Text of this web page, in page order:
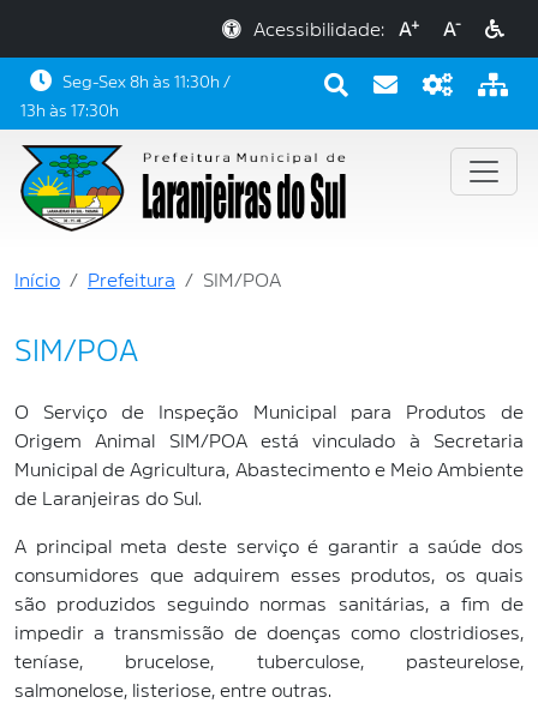
Acessibilidade: A+ A-
Seg-Sex 8h às 11:30h /
13h às 17:30h
Início Prefeitura SIM/POA
SIM/POA
O Serviço de Inspeção Municipal para Produtos de
Origem Animal SIM/POA está vinculado à Secretaria
Municipal de Agricultura, Abastecimento e Meio Ambiente
de Laranjeiras do Sul.
A principal meta deste serviço é garantir a saúde dos
consumidores que adquirem esses produtos, os quais
são produzidos seguindo normas sanitárias, a fim de
impedir a transmissão de doenças como clostridioses,
teníase, brucelose, tuberculose, pasteurelose,
salmonelose, listeriose, entre outras.